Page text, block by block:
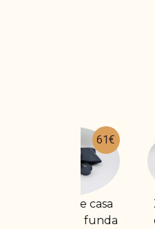
18€
Zapatilla de casa
destalonada con